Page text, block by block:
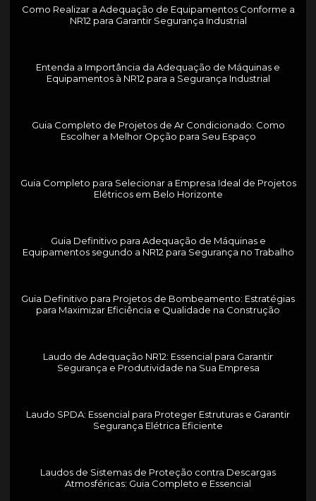
Como Realizar a Adequação de Equipamentos Conforme a
NR12 para Garantir Segurança Industrial
Entenda a Importância da Adequação de Máquinas e
Equipamentos à NR12 para a Segurança Industrial
Guia Completo de Projetos de Ar Condicionado: Como
Escolher a Melhor Opção para Seu Espaço
Guia Completo para Selecionar a Empresa Ideal de Projetos
Elétricos em Belo Horizonte
Guia Definitivo para Adequação de Máquinas e
Equipamentos segundo a NR12 para Segurança no Trabalho
Guia Definitivo para Projetos de Bombeamento: Estratégias
para Maximizar Eficiência e Qualidade na Construção
Laudo de Adequação NR12: Essencial para Garantir
Segurança e Produtividade na Sua Empresa
Laudo SPDA: Essencial para Proteger Estruturas e Garantir
Segurança Elétrica Eficiente
Laudos de Sistemas de Proteção contra Descargas
Atmosféricas: Guia Completo e Essencial